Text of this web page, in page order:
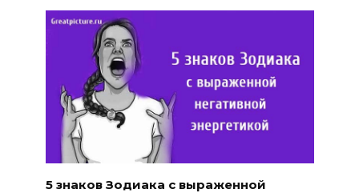
5 знаков Зодиака с выраженной